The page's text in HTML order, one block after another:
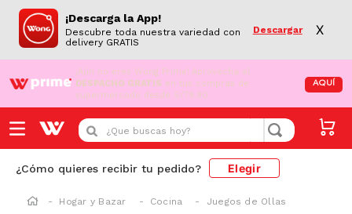
¡Descarga la App!
Descubre toda nuestra variedad con
delivery GRATIS
Descargar X
¡Aún no eres Wong Prime! Aprovecha el
DESPACHO GRATIS en tus compras de
supermercado desde S/79.90
AQUÍ
¿Que buscas hoy?
¿Cómo quieres recibir tu pedido? Elegir
Hogar y Bazar Cocina Juegos de Ollas